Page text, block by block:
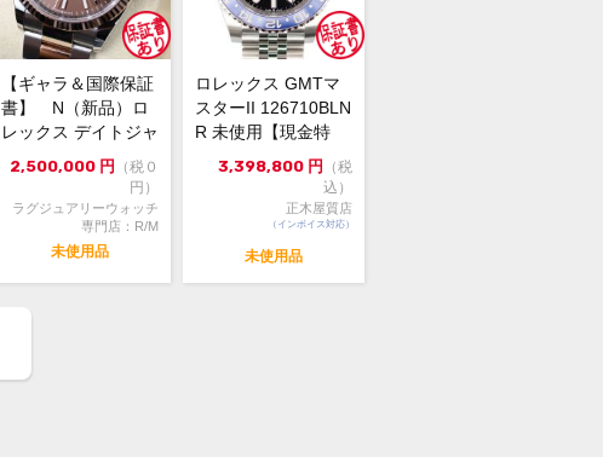
的に使用感の見られない極美品です。
人気のジュビリーブレス仕様の
126710BLNRが入荷しました！2020年ギ
ャランティですが最新仕様。コンディショ
ンは極美品のお品物です。お探しの方は是
非ご検討よろしくお願いします！
※店頭でも販売をしておりますので、売り
切れの際はご了承ください。ご来店前に在
【ギャラ＆国際保証
書】 N（新品）ロ
レックス デイトジャ
スト126231 36m...
2,500,000 円
（税０
円）
ラグジュアリーウォッチ
専門店：R/M
未使用品
ロレックス GMTマ
スターII 126710BLN
R 未使用【現金特
価】
3,398,800 円
（税
込）
正木屋質店
（インボイス対応）
未使用品